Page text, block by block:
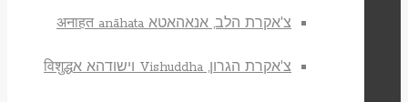
צ'אקרת הלב, אנאהאטא अनाहत anāhata
צ'אקרת הגרון, Vishuddha וישודהא אविशुद्ध